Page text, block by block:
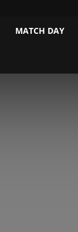
MATCH DAY